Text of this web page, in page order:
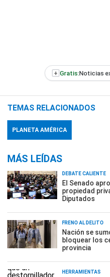
+ Gratis:Noticias
TEMAS RELACIONADOS
PLANETA AMÉRICA
MÁS LEÍDAS
DEBATE CALIENTE
El Senado
propiedad
Diputados
FRENO AL DELITO
Nación se
bloquear los
provincia
HERRAMIENTAS